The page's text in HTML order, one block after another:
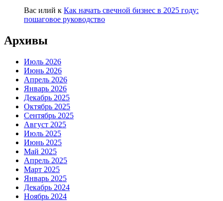
Вас илий к Как начать свечной бизнес в 2025 году:
пошаговое руководство
Архивы
Июль 2026
Июнь 2026
Апрель 2026
Январь 2026
Декабрь 2025
Октябрь 2025
Сентябрь 2025
Август 2025
Июль 2025
Июнь 2025
Май 2025
Апрель 2025
Март 2025
Январь 2025
Декабрь 2024
Ноябрь 2024